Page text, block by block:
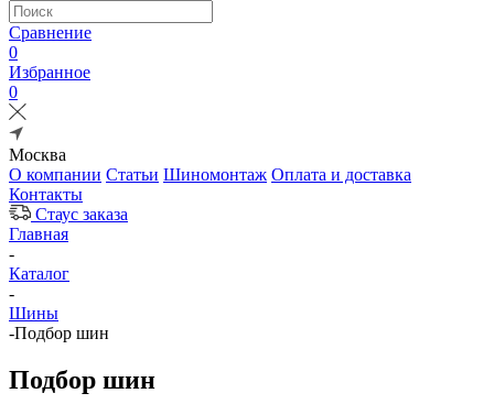
Сравнение
0
Избранное
0
Москва
О компании Статьи Шиномонтаж Оплата и доставка
Контакты
Стаус заказа
Главная
-
Каталог
-
Шины
-Подбор шин
Подбор шин